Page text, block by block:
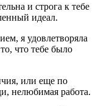
и строга к тебе
идеал.
я удовлетворяла
что тебе было
или еще по
нелюбимая работа.